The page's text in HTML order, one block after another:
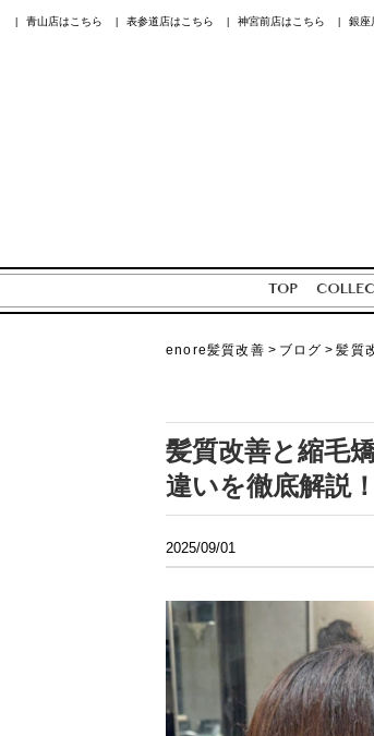
青山店はこちら 表参道店はこちら 神宮前店はこちら 銀座
enore髪質改善 > ブログ >髪質
髪質改善と縮毛
違いを徹底解説！
2025/09/01